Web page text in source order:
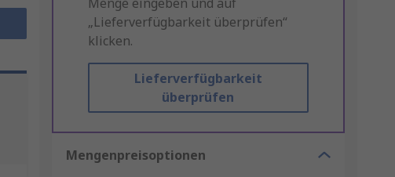
„Lieferverfügbarkeit überprüfen“
klicken.
Lieferverfügbarkeit
überprüfen
Mengenpreisoptionen